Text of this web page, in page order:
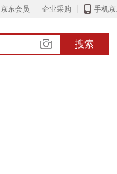
京东会员 企业采购 手机
搜索